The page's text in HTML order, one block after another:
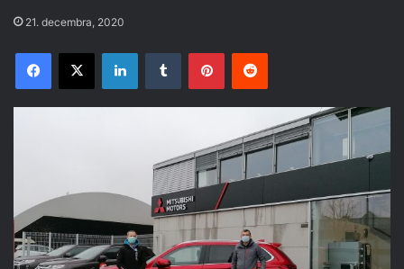
21. decembra, 2020
Facebook
X LinkedInTumblr PinterestReddit